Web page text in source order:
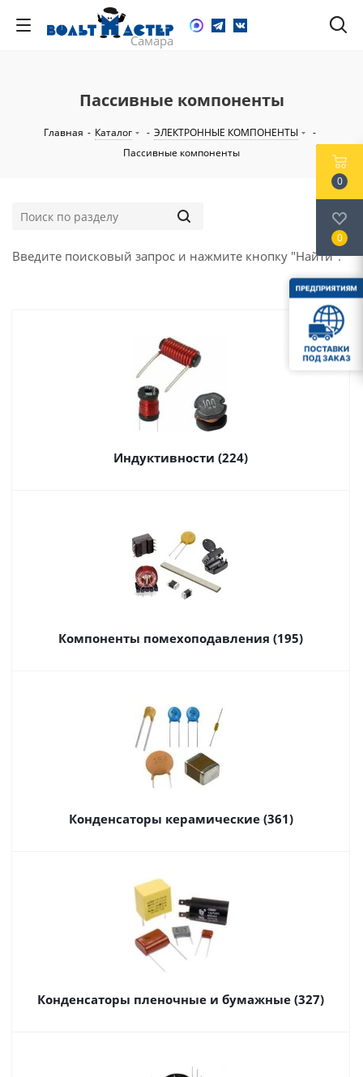
Пассивные компоненты
Главная - Каталог - ЭЛЕКТРОННЫЕ КОМПОНЕНТЫ
-
Пассивные компоненты
Введите поисковый запрос и нажмите кнопку "Найти".
Индуктивности (224)
Компоненты помехоподавления (195)
Конденсаторы керамические (361)
Конденсаторы пленочные и бумажные (327)
0
0